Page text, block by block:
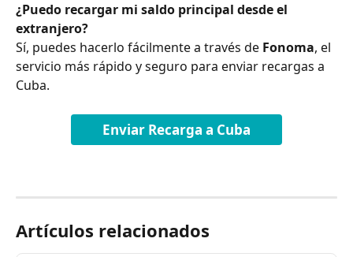
¿Puedo recargar mi saldo principal desde el
extranjero?
Sí, puedes hacerlo fácilmente a través de Fonoma, el
servicio más rápido y seguro para enviar recargas a
Cuba.
Enviar Recarga a Cuba
Artículos relacionados